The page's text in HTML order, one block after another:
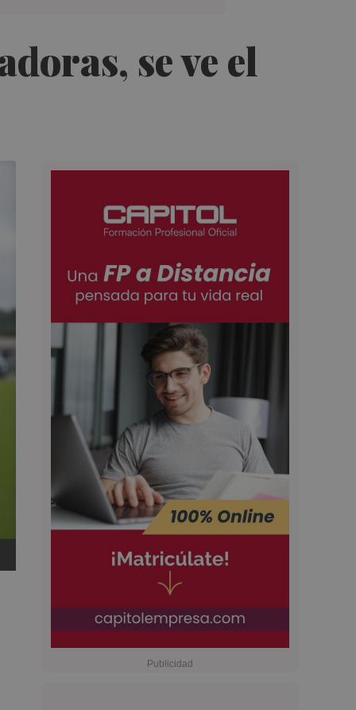
se ve el